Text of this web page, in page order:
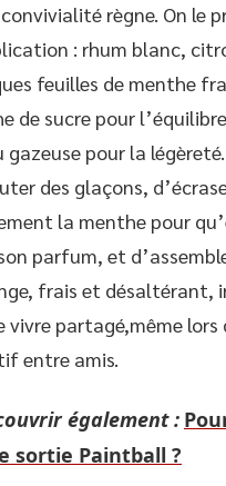
règne. On le
: rhum blanc,
feuilles de menthe
de sucre pour
gazeuse pour la
des glaçons,
la menthe pour
parfum, et
frais et désaltérant,
vivre partagé,même lors
entre amis.
également :
sortie Paintball ?